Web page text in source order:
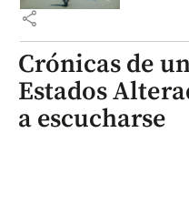
share
Crónicas de
Estados
a escucharse